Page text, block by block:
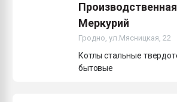
Меркурий
Гродно, ул.Мясницкая, 22
Котлы стальные
бытовые